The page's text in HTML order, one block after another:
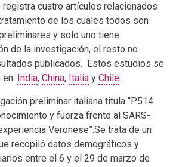
registra cuatro artículos relacionados
de los cuales todos son
y solo uno tiene
de la investigación, el resto no
publicados. Estos estudios se
India, China, Italia y Chile.
preliminar italiana titula “P514
y fuerza frente al SARS-
Veronese”.Se trata de un
recopiló datos demográficos y
entre el 6 y el 29 de marzo de